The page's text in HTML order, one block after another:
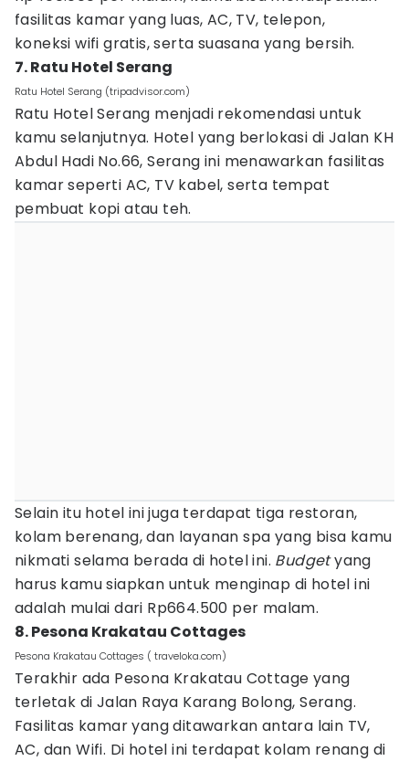
fasilitas kamar yang luas, AC, TV, telepon,
koneksi wifi gratis, serta suasana yang bersih.
7. Ratu Hotel Serang
Ratu Hotel Serang (tripadvisor.com)
Ratu Hotel Serang menjadi rekomendasi untuk
kamu selanjutnya. Hotel yang berlokasi di Jalan KH
Abdul Hadi No.66, Serang ini menawarkan fasilitas
kamar seperti AC, TV kabel, serta tempat
pembuat kopi atau teh.
Selain itu hotel ini juga terdapat tiga restoran,
kolam berenang, dan layanan spa yang bisa kamu
nikmati selama berada di hotel ini. Budgetyang
harus kamu siapkan untuk menginap di hotel ini
adalah mulai dari Rp664.500 per malam.
8. Pesona Krakatau Cottages
Pesona Krakatau Cottages ( traveloka.com)
Terakhir ada Pesona Krakatau Cottage yang
terletak di Jalan Raya Karang Bolong, Serang.
Fasilitas kamar yang ditawarkan antara lain TV,
AC, dan Wifi. Di hotel ini terdapat kolam renang di